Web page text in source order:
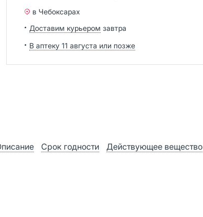
в Чебоксарах
Доставим курьером завтра
В аптеку 11 августа или позже
Срок годности Действующее вещество